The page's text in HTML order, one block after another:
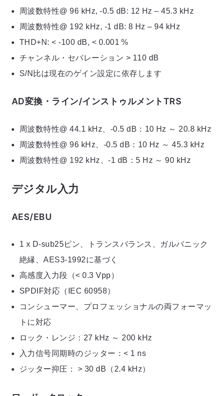
周波数特性@ 96 kHz, -0.5 dB: 12 Hz – 45.3 kHz
周波数特性@ 192 kHz, -1 dB: 8 Hz – 94 kHz
THD+N: < -100 dB, < 0.001 %
チャンネル・セパレーション > 110 dB
S/N比は現在のゲイン設定に依存します
AD変換・ライン/インストゥルメントTRS
周波数特性@ 44.1 kHz、-0.5 dB：10 Hz ～ 20.8 kHz
周波数特性@ 96 kHz、-0.5 dB：10 Hz ～ 45.3 kHz
周波数特性@ 192 kHz、-1 dB：5 Hz ～ 90 kHz
デジタル入力
AES/EBU
1 x D-sub25ピン、トランスバランス、ガルバニック
絶縁、AES3-1992に基づく
高感度入力段（< 0.3 Vpp）
SPDIF対応（IEC 60958）
コンシューマー、プロフェッショナルの両フォーマッ
トに対応
ロック・レンジ：27 kHz ～ 200 kHz
入力信号同期時のジッター：< 1 ns
ジッター抑圧： > 30 dB（2.4 kHz）